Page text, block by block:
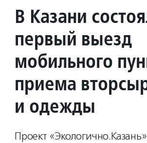
В Казани
первый выезд
мобильного
приема
и одежды
Проект «Экологично.Казань»